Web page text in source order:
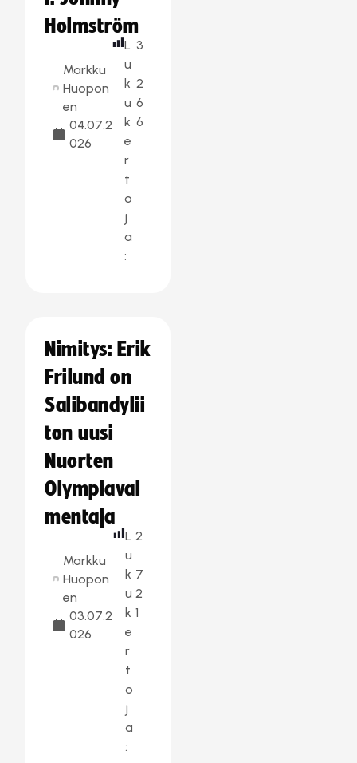
Holmström
Markku
Huopon
en
04.07.2
026
L
u
k
u
k
e
r
t
o
j
a
:
3
2
6
6
Nimitys: Erik
Frilund on
Salibandylii
ton uusi
Nuorten
Olympiaval
mentaja
Markku
Huopon
en
03.07.2
026
L
u
k
u
k
e
r
t
o
j
a
:
2
7
2
1